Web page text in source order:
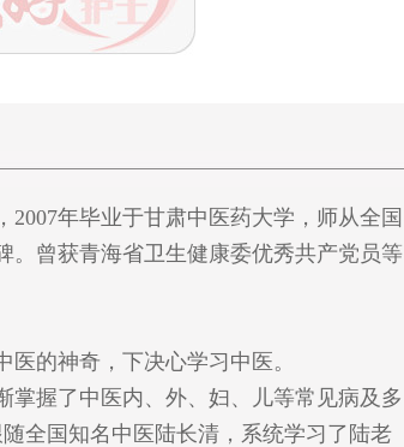
年毕业于甘肃中医药大学，师从全国
。曾获青海省卫生健康委优秀共产党员等
的神奇，下决心学习中医。
握了中医内、外、妇、儿等常见病及多
全国知名中医陆长清，系统学习了陆老